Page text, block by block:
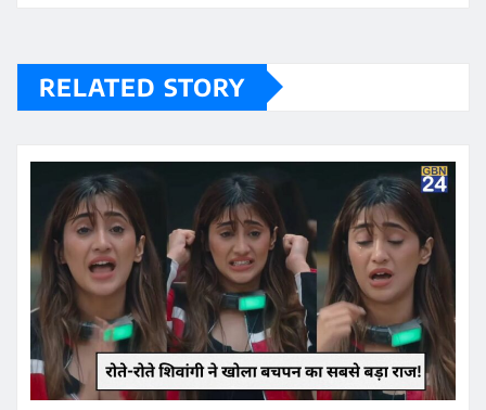
RELATED STORY